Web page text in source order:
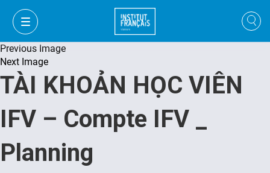
Previous Image
Next Image
TÀI KHOẢN HỌC VIÊN
IFV – Compte IFV _
Planning